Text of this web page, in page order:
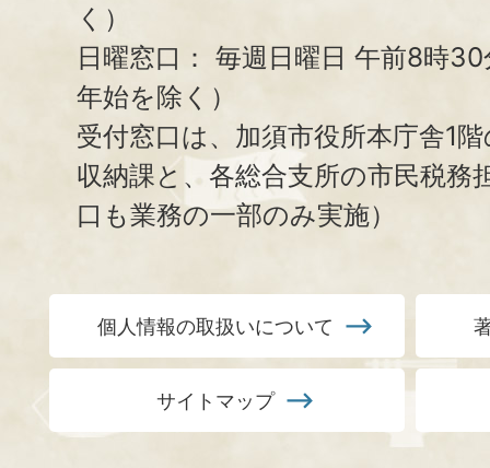
く）
日曜窓口： 毎週日曜日 午前8時
年始を除く）
受付窓口は、加須市役所本庁舎1
収納課と、 各総合支所の市民税務
口も業務の一部のみ実施）
個人情報の取扱いについて
サイトマップ